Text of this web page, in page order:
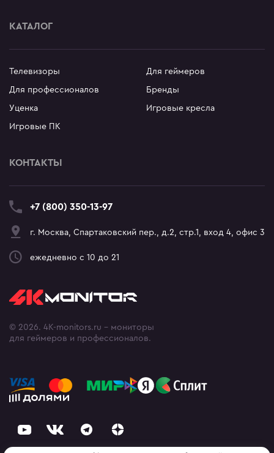
КАТАЛОГ
Телевизоры
Для геймеров
Для профессионалов
Бренды
Уценка
Игровые кресла
Игровые ПК
КОНТАКТЫ
+7 (800) 350-13-97
г. Москва, Спартаковский пер., д.2, стр.1, вход 4, офис 3
ежедневно с 10 до 21
© 2026. 4K-monitors.ru - мониторы
для геймеров и профессионалов.